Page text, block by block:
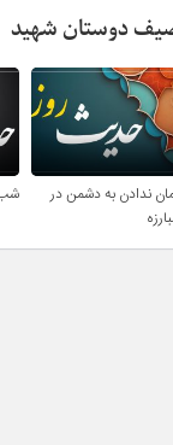
دوستان شهید
ندادن به دشمن در
شب